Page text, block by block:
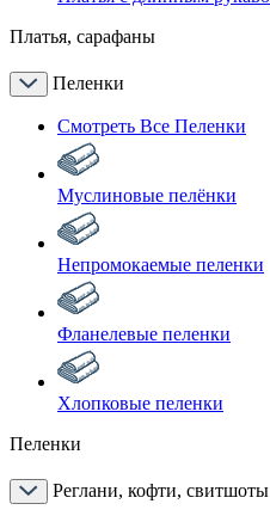
Платья, сарафаны
Пеленки
Смотреть Все Пеленки
Муслиновые пелёнки
Непромокаемые пеленки
Фланелевые пеленки
Хлопковые пеленки
Пеленки
Реглани, кофти, свитшоты